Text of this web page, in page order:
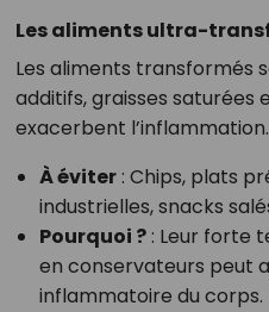
Les aliments ultra-
Les aliments transformés
additifs, graisses saturées
exacerbent l’inflammation.
À éviter: Chips, plats
industrielles, snacks
Pourquoi ?: Leur forte
en conservateurs peut
inflammatoire du corps.